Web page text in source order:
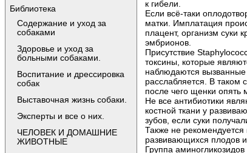
Библиотека
Содержание и уход за
собаками
Здоровье и уход за
больными собаками.
Воспитание и дрессировка
собак
Выставочная жизнь собаки.
Эксперты и все о них.
ЧЕЛОВЕК И ДОМАШНИЕ
ЖИВОТНЫЕ
к гибели.
Если всё-таки
матки. Имплатация
плацент, организм суки
эмбрионов.
Присутствие
токсины, которые
наблюдаются вызванные
расслабляется. В таком
после чего щенки опять
Не все антибиотики
костной ткани у
зубов, если суки
Также не
развивающихся плодов
Группа